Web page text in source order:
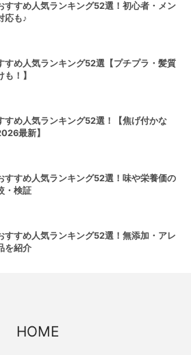
すすめ人気ランキング52選！初心者・メン
応も♪
すめ人気ランキング52選【プチプラ・髪質
！】
すめ人気ランキング52選！【焦げ付かな
最新】
すすめ人気ランキング52選！味や栄養価の
・検証
すすめ人気ランキング52選！無添加・アレ
を紹介
HOME